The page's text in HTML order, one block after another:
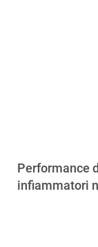
Performance
infiammatori